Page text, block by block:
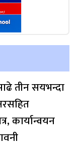
तीन सयभन्दा
कार्यान्वयन